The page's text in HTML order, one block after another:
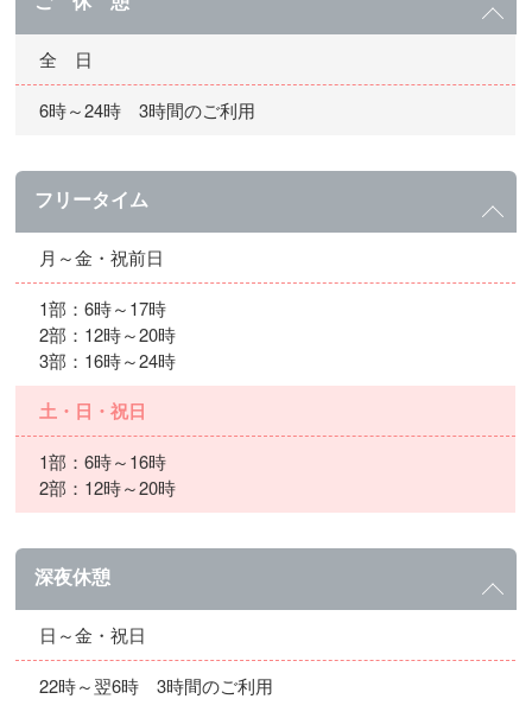
全 日
6時～24時 3時間のご利用
フリータイム
月～金・祝前日
1部：6時～17時
2部：12時～20時
3部：16時～24時
土・日・祝日
1部：6時～16時
2部：12時～20時
深夜休憩
日～金・祝日
22時～翌6時 3時間のご利用